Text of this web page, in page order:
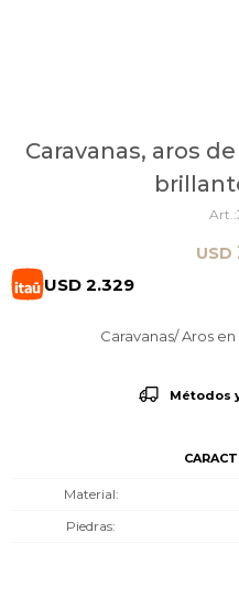
Caravanas, aros
USD
USD 2.329
Caravanas/ Aros
Métodos
Material
Piedras